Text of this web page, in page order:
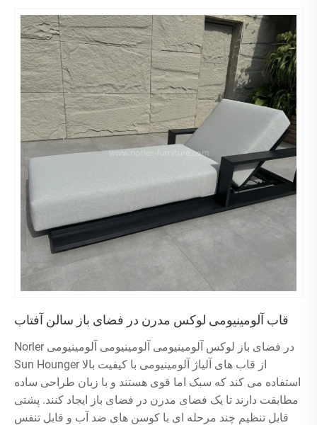
قاب آلومینیومی لوکس مدرن در فضای باز سالن آفتاب
Norler در فضای باز لوکس آلومینیومی آلومینیومی آلومینیومی
Sun Hounger از قاب های آلیاژ آلومینیومی با کیفیت بالا
استفاده می کند که سبک اما قوی هستند و با زبان طراحی ساده
مطابقت دارند تا یک فضای مدرن در فضای باز ایجاد کنند. پشتی
قابل تنظیم چند مرحله ای با کوسن های ضد آب و قابل تنفس